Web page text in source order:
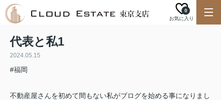
お気に入り
0
代表と私1
2024.05.15
#福岡
不動産屋さんを初めて間もない私がブログを始める事になりまし